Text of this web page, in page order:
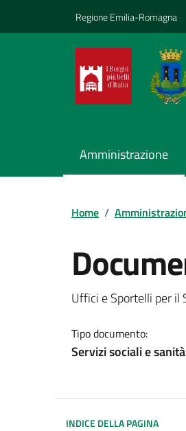
Regione Emilia-Romagna
Amministrazione
Home /
Dettagli del
Uffici e Sportelli per il
Tipo documento:
Servizi sociali e sanità
INDICE DELLA PAGINA